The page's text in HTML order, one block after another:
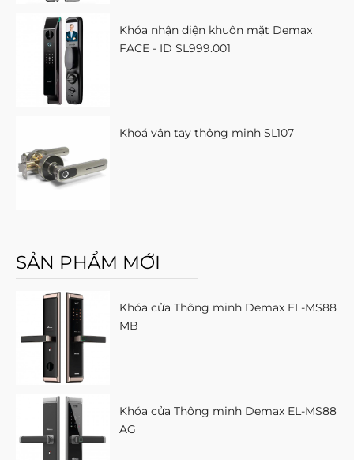
Khóa nhận diện khuôn mặt Demax
FACE - ID SL999.001
Khoá vân tay thông minh SL107
SẢN PHẨM MỚI
Khóa cửa Thông minh Demax EL-MS88
MB
Khóa cửa Thông minh Demax EL-MS88
AG